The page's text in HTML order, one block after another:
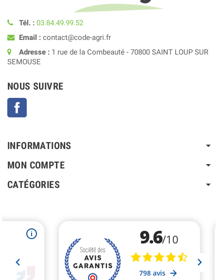
Tél. : 03.84.49.99.52
Email : contact@code-agri.fr
Adresse : 1 rue de la Combeauté - 70800 SAINT LOUP SUR
SEMOUSE
NOUS SUIVRE
INFORMATIONS
MON COMPTE
CATÉGORIES